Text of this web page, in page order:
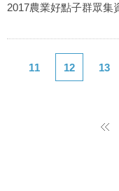
2017農業好點子群眾集
11 12 13